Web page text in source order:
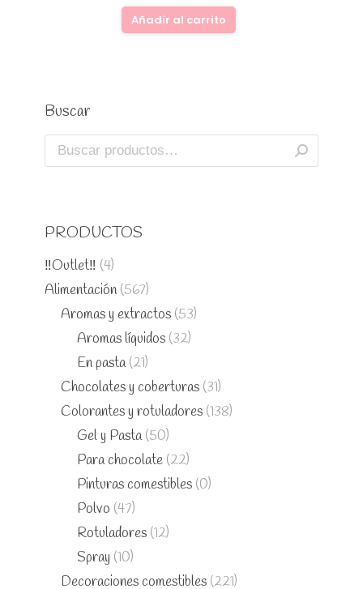
Añadir al carrito
Buscar
PRODUCTOS
‼️Outlet‼️ (4)
Alimentación (567)
Aromas y extractos (53)
Aromas líquidos (32)
En pasta (21)
Chocolates y coberturas (31)
Colorantes y rotuladores (138)
Gel y Pasta (50)
Para chocolate (22)
Pinturas comestibles (0)
Polvo (47)
Rotuladores (12)
Spray (10)
Decoraciones comestibles (221)